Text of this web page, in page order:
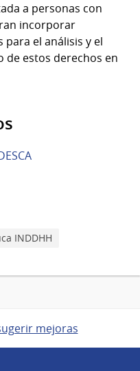
a personas con
incorporar
el análisis y el
estos derechos en
INDDHH
mejoras